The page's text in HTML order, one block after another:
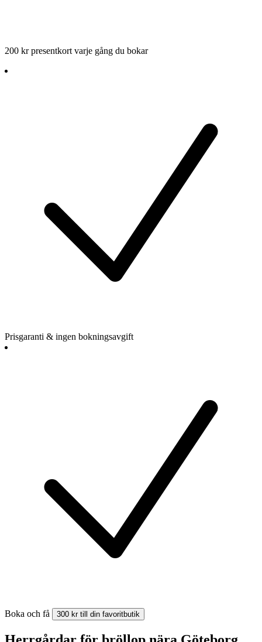
200 kr presentkort varje gång du bokar
Prisgaranti & ingen bokningsavgift
Boka och få 300 kr till din favoritbutik